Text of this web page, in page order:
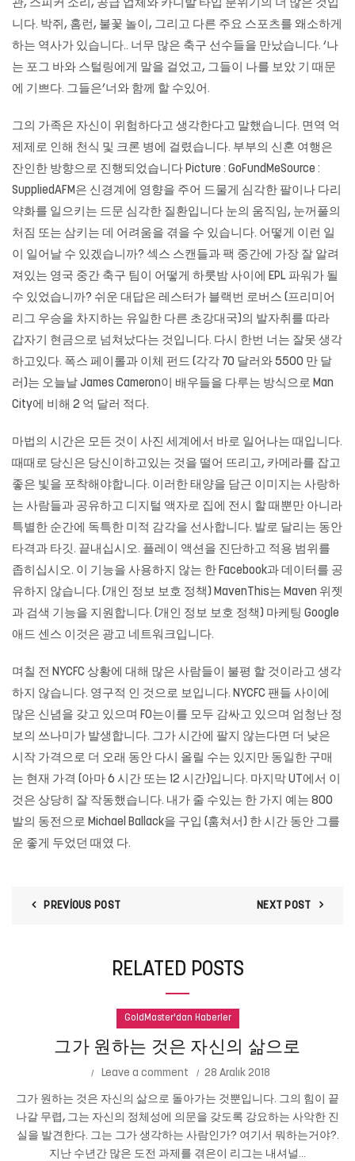
관, 스피커 소리, 공급 업체와 카니발 타입 분위기의 더 많은 것입
니다. 박쥐, 홈런, 불꽃 놀이, 그리고 다른 주요 스포츠를 왜소하게
하는 역사가 있습니다.. 너무 많은 축구 선수들을 만났습니다. ‘나
는 포그 바와 스털링에게 말을 걸었고, 그들이 나를 보았 기 때문
에 기쁘다. 그들은’너와 함께 할 수있어.
그의 가족은 자신이 위험하다고 생각한다고 말했습니다. 면역 억
제제로 인해 천식 및 크론 병에 걸렸습니다. 부부의 신혼 여행은
잔인한 방향으로 진행되었습니다 Picture : GoFundMeSource :
SuppliedAFM은 신경계에 영향을 주어 드물게 심각한 팔이나 다리
약화를 일으키는 드문 심각한 질환입니다 눈의 움직임, 눈꺼풀의
처짐 또는 삼키는 데 어려움을 겪을 수 있습니다. 어떻게 이런 일
이 일어날 수 있겠습니까? 섹스 스캔들과 팩 중간에 가장 잘 알려
져있는 영국 중간 축구 팀이 어떻게 하룻밤 사이에 EPL 파워가 될
수 있었습니까? 쉬운 대답은 레스터가 블랙번 로버스 (프리미어
리그 우승을 차지하는 유일한 다른 초강대국)의 발자취를 따라
갑자기 현금으로 넘쳐났다는 것입니다. 다시 한번 너는 잘못 생각
하고있다. 폭스 페이롤과 이체 펀드 (각각 70 달러와 5500 만 달
러)는 오늘날 James Cameron이 배우들을 다루는 방식으로 Man
City에 비해 2 억 달러 적다.
마법의 시간은 모든 것이 사진 세계에서 바로 일어나는 때입니다.
때때로 당신은 당신이하고있는 것을 떨어 뜨리고, 카메라를 잡고
좋은 빛을 포착해야합니다. 이러한 태양을 담근 이미지는 사랑하
는 사람들과 공유하고 디지털 액자로 집에 전시 할 때뿐만 아니라
특별한 순간에 독특한 미적 감각을 선사합니다. 발로 달리는 동안
타격과 타깃. 끝내십시오. 플레이 액션을 진단하고 적용 범위를
좁히십시오. 이 기능을 사용하지 않는 한 Facebook과 데이터를 공
유하지 않습니다. (개인 정보 보호 정책) MavenThis는 Maven 위젯
과 검색 기능을 지원합니다. (개인 정보 보호 정책) 마케팅 Google
애드 센스 이것은 광고 네트워크입니다.
며칠 전 NYCFC 상황에 대해 많은 사람들이 불평 할 것이라고 생각
하지 않습니다. 영구적 인 것으로 보입니다. NYCFC 팬들 사이에
많은 신념을 갖고 있으며 FO는이를 모두 감싸고 있으며 엄청난 정
보의 쓰나미가 발생합니다. 그가 시간에 팔지 않는다면 더 낮은
시작 가격으로 더 오래 동안 다시 올릴 수는 있지만 동일한 구매
는 현재 가격 (아마 6 시간 또는 12 시간)입니다. 마지막 UT에서 이
것은 상당히 잘 작동했습니다. 내가 줄 수있는 한 가지 예는 800
발의 동전으로 Michael Ballack을 구입 (훔쳐서) 한 시간 동안 그를
운 좋게 두었던 때였 다.
PREVIOUS POST NEXT POST
RELATED POSTS
GoldMaster'dan Haberler
그가 원하는 것은 자신의 삶으로
Leave a comment 28 Aralık 2018
그가 원하는 것은 자신의 삶으로 돌아가는 것뿐입니다. 그의 힘이 끝
나갈 무렵, 그는 자신의 정체성에 의문을 갖도록 강요하는 사악한 진
실을 발견한다. 그는 그가 생각하는 사람인가? 여기서 뭐하는거야?.
지난 수년간 많은 도전 과제를 겪은이 리그는 내셔널...